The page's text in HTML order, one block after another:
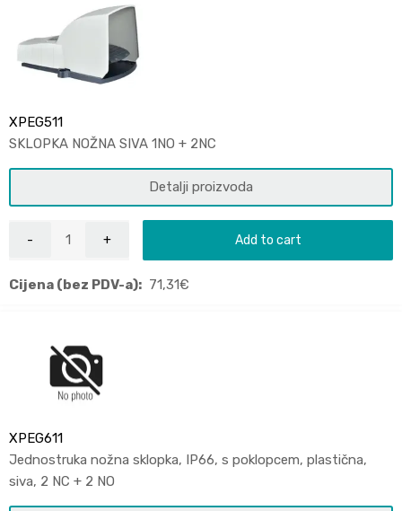
XPEG511
SKLOPKA NOŽNA SIVA 1NO + 2NC
Detalji proizvoda
Add to cart
Cijena (bez PDV-a): 71,31€
XPEG611
Jednostruka nožna sklopka, IP66, s poklopcem, plastična,
siva, 2 NC + 2 NO